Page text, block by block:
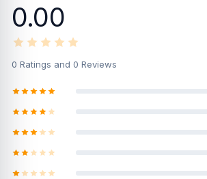
0.00
0 Ratings and 0 Reviews